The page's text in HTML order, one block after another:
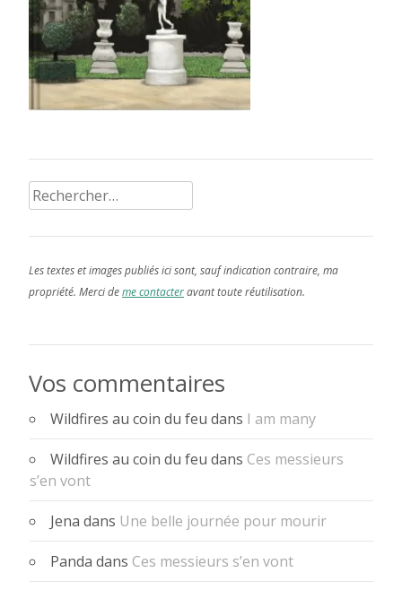
Rechercher :
Les textes et images publiés ici sont, sauf indication contraire, ma
propriété. Merci deme contacteravant toute réutilisation.
Vos commentaires
Wildfires au coin du feu dans I am many
Wildfires au coin du feu dans Ces messieurs
s’en vont
Jena dans Une belle journée pour mourir
Panda dans Ces messieurs s’en vont